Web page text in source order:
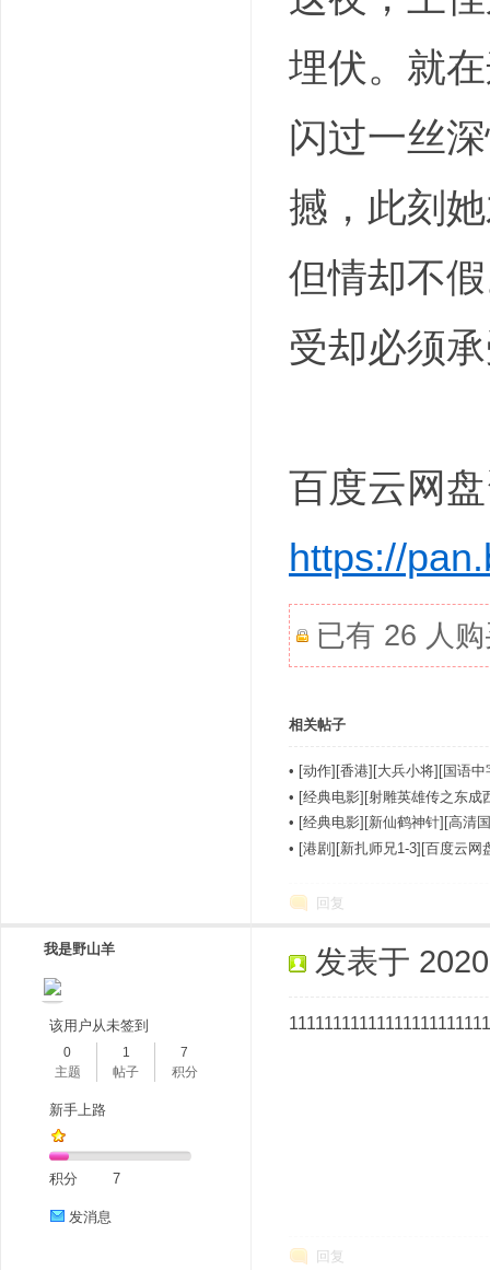
埋伏。就
闪过一丝
撼，此刻
但情却不
受却必须
百度云网
https://
已有 26 人
相关帖子
• [动作][香港][大兵小将][国语
• [经典电影][射雕英雄传之东成
• [经典电影][新仙鹤神针][高清
• [港剧][新扎师兄1-3][百度云网
回复
我是野山羊
该用户从未签到
0
主题
1
帖子
7
积分
新手上路
积分 7
发消息
发表于
回复